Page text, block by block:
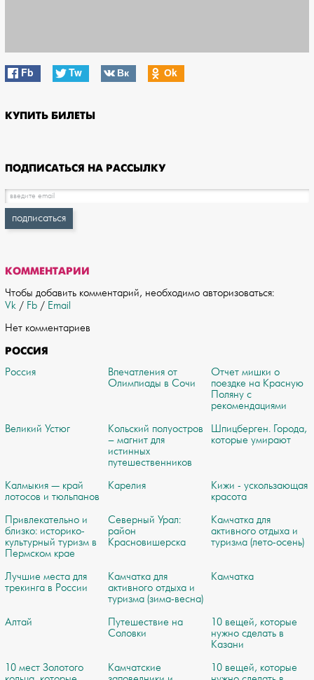
Fb Tw Вк Оk
КУПИТЬ БИЛЕТЫ
ПОДПИСАТЬСЯ НА РАССЫЛКУ
КОММЕНТАРИИ
Чтобы добавить комментарий, необходимо авторизоваться:
Vk / Fb / Email
Нет комментариев
РОССИЯ
Россия
Впечатления от
Олимпиады в Сочи
Отчет мишки о
поездке на Красную
Поляну с
рекомендациями
Великий Устюг
Кольский полуостров
– магнит для
истинных
путешественников
Шпицберген. Города,
которые умирают
Калмыкия — край
лотосов и тюльпанов
Карелия
Кижи - ускользающая
красота
Привлекательно и
близко: историко-
культурный туризм в
Пермском крае
Северный Урал:
район
Красновишерска
Камчатка для
активного отдыха и
туризма (лето-осень)
Лучшие места для
трекинга в России
Камчатка для
активного отдыха и
туризма (зима-весна)
Камчатка
Алтай
Путешествие на
Соловки
10 вещей, которые
нужно сделать в
Казани
10 мест Золотого
Камчатские
10 вещей, которые